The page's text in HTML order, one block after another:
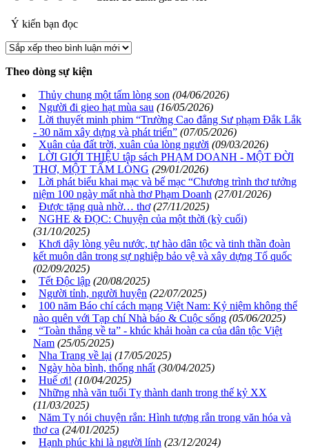
Ý kiến bạn đọc
Theo dòng sự kiện
Thủy chung một tấm lòng son (04/06/2026)
Người đi gieo hạt mùa sau (16/05/2026)
Lời thuyết minh phim “Trường Cao đẳng Sư phạm Đắk Lắk
- 30 năm xây dựng và phát triển” (07/05/2026)
Xuân của đất trời, xuân của lòng người (09/03/2026)
LỜI GIỚI THIỆU tập sách PHẠM DOANH - MỘT ĐỜI
THƠ, MỘT TẤM LÒNG (29/01/2026)
Lời phát biểu khai mạc và bế mạc “Chương trình thơ tưởng
niệm 100 ngày mất nhà thơ Phạm Doanh (27/01/2026)
Được tặng quà nhờ… thơ (27/11/2025)
NGHE & ĐỌC: Chuyện của một thời (kỳ cuối)
(31/10/2025)
Khơi dậy lòng yêu nước, tự hào dân tộc và tinh thần đoàn
kết muôn dân trong sự nghiệp bảo vệ và xây dựng Tổ quốc
(02/09/2025)
Tết Độc lập (20/08/2025)
Người tỉnh, người huyện (22/07/2025)
100 năm Báo chí cách mạng Việt Nam: Kỷ niệm không thể
nào quên với Tạp chí Nhà báo & Cuộc sống (05/06/2025)
“Toàn thắng về ta” - khúc khải hoàn ca của dân tộc Việt
Nam (25/05/2025)
Nha Trang về lại (17/05/2025)
Ngày hòa bình, thống nhất (30/04/2025)
Huế ơi! (10/04/2025)
Những nhà văn tuổi Tỵ thành danh trong thế kỷ XX
(11/03/2025)
Năm Tỵ nói chuyện rắn: Hình tượng rắn trong văn hóa và
thơ ca (24/01/2025)
Hạnh phúc khi là người lính (23/12/2024)